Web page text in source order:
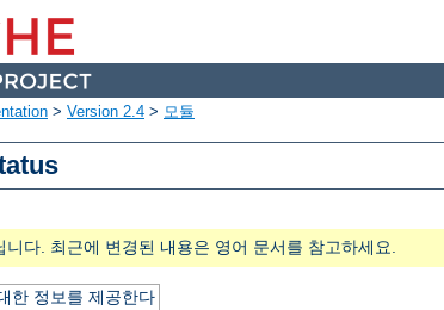
> Version 2.4 > 모듈
다. 최근에 변경된 내용은 영어 문서를 참고하세요.
한 정보를 제공한다